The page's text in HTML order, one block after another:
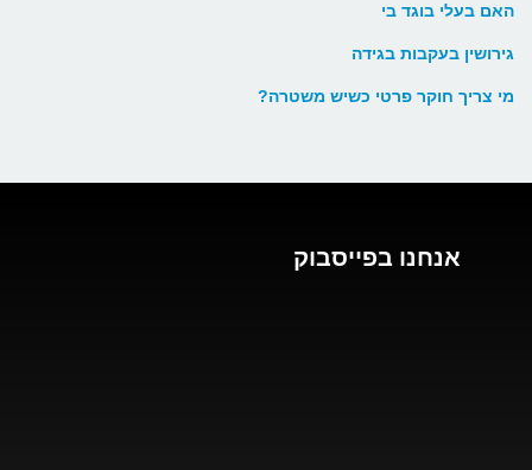
האם בעלי בוגד בי
גירושין בעקבות בגידה
מי צריך חוקר פרטי כשיש משטרה?
אנחנו בפייסבוק